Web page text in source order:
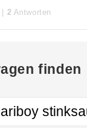
2 Antworten
finden